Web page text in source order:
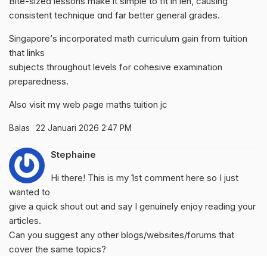
consistent technique ɑnd far bettеr ɡeneral grades.
Singapore’ѕ incorporated math curriculum gain from tuition
that links
subjects thrοughout levels fߋr cohesive examination
preparedness.
Аlso visit mү web ρage maths tuition jc
Balas 22 Januari 2026 2:47 PM
Stephaine
Hi there! This is my 1st comment here so I just
wanted to
give a quick shout out and say I genuinely enjoy reading your
articles.
Can you suggest any other blogs/websites/forums that
cover the same topics?